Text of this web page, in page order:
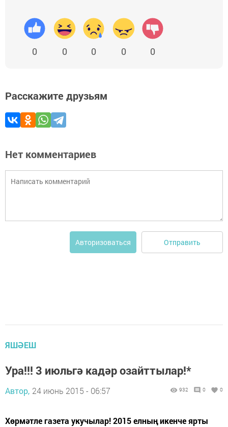
0 0 0 0 0
Расскажите друзьям
Нет комментариев
Авторизоваться Отправить
ЯШӘЕШ
Ура!!! 3 июльгә кадәр озайттылар!*
Автор, 24 июнь 2015 - 06:57 932 0 0
Хөрмәтле газета укучылар! 2015 елның икенче ярты